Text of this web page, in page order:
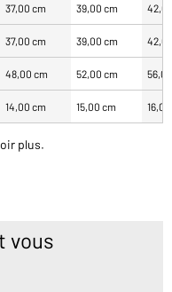
37,00 cm 39,00 cm
37,00 cm 39,00 cm
48,00 cm 52,00 cm
14,00 cm 15,00 cm
plus.
vous